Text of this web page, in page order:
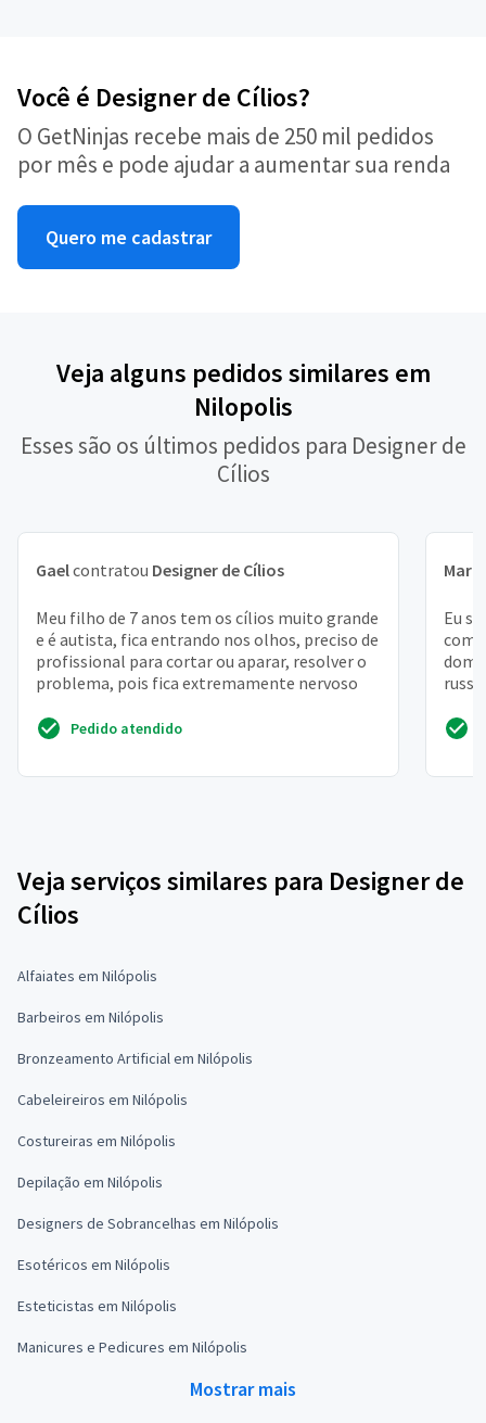
Você é Designer de Cílios?
O GetNinjas recebe mais de 250 mil pedidos
por mês e pode ajudar a aumentar sua renda
Quero me cadastrar
Veja alguns pedidos similares em
Nilopolis
Esses são os últimos pedidos para Designer de
Cílios
Gaelcontratou Designer de Cílios
Meu filho de 7 anos tem os cílios muito grande
e é autista, fica entrando nos olhos, preciso de
profissional para cortar ou aparar, resolver o
problema, pois fica extremamente nervoso
Pedido atendido
Eu
com
Veja serviços similares para Designer de
Cílios
Alfaiates em Nilópolis
Barbeiros em Nilópolis
Bronzeamento Artificial em Nilópolis
Cabeleireiros em Nilópolis
Costureiras em Nilópolis
Depilação em Nilópolis
Designers de Sobrancelhas em Nilópolis
Esotéricos em Nilópolis
Esteticistas em Nilópolis
Manicures e Pedicures em Nilópolis
Mostrar mais